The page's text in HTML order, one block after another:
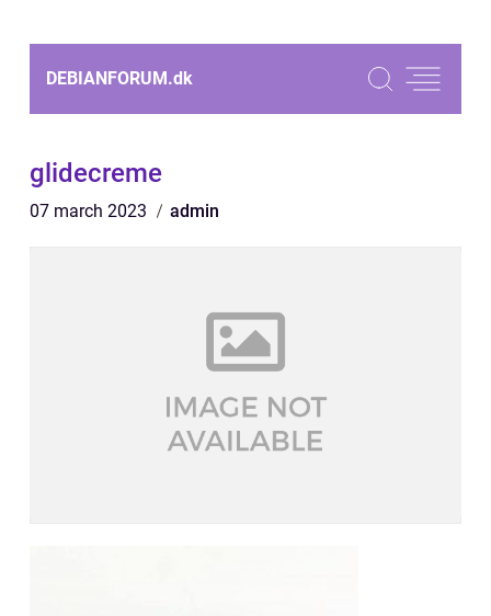
DEBIANFORUM.dk
glidecreme
07 march 2023 admin